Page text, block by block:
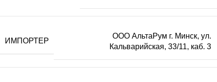
ИМПОРТЕР
ООО АльтаРум г. Минск, ул.
Кальварийская, 33/11, каб. 3